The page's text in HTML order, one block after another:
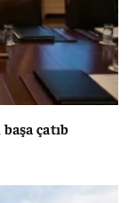
çatıb